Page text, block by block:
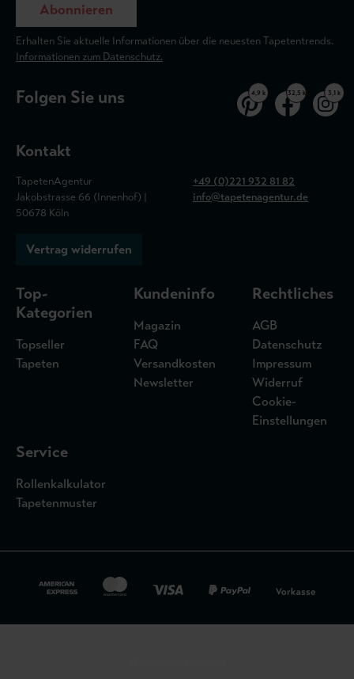
Abonnieren
Erhalten Sie aktuelle Informationen über die neuesten Tapetentrends.
Informationen zum Datenschutz.
Folgen Sie uns 4,9 k 32,5 k 3,1 k
Kontakt
TapetenAgentur
Jakobstrasse 66 (Innenhof) |
50678 Köln
+49 (0)221 932 81 82
info@tapetenagentur.de
Vertrag widerrufen
Top-
Kategorien
Topseller
Tapeten
Kundeninfo
Magazin
FAQ
Versandkosten
Newsletter
Rechtliches
AGB
Datenschutz
Impressum
Widerruf
Cookie-
Einstellungen
Service
Rollenkalkulator
Tapetenmuster